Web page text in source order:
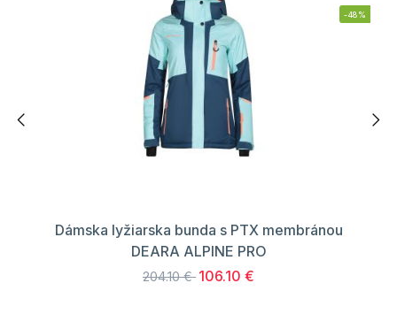
-48%
Dámska lyžiarska bunda s PTX membránou
DEARA ALPINE PRO
204.10 € 106.10 €